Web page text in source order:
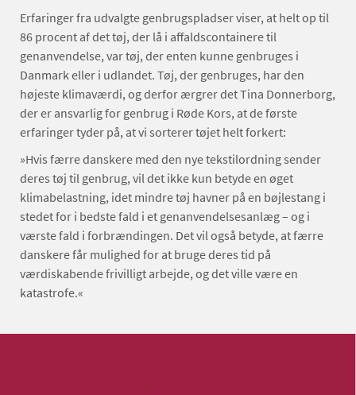
Erfaringer fra udvalgte genbrugspladser viser, at helt op til
86 procent af det tøj, der lå i affaldscontainere til
genanvendelse, var tøj, der enten kunne genbruges i
Danmark eller i udlandet. Tøj, der genbruges, har den
højeste klimaværdi, og derfor ærgrer det Tina Donnerborg,
der er ansvarlig for genbrug i Røde Kors, at de første
erfaringer tyder på, at vi sorterer tøjet helt forkert:
»Hvis færre danskere med den nye tekstilordning sender
deres tøj til genbrug, vil det ikke kun betyde en øget
klimabelastning, idet mindre tøj havner på en bøjlestang i
stedet for i bedste fald i et genanvendelsesanlæg – og i
værste fald i forbrændingen. Det vil også betyde, at færre
danskere får mulighed for at bruge deres tid på
værdiskabende frivilligt arbejde, og det ville være en
katastrofe.«